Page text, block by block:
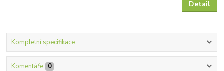
Detail
Kompletní specifikace
Komentáře 0